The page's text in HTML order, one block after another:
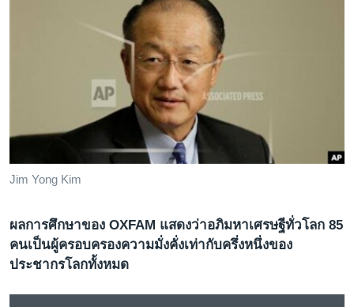
ติดตามเรา
เลือกภาษา
Jim Yong Kim
ผลการศึกษาของ OXFAM แสดงว่าอภิมหาเศรษฐีทั่วโลก 85
คนเป็นผู้ครอบครองความมั่งคั่งเท่ากับครึ่งหนึ่งของ
ประชากรโลกทั้งหมด